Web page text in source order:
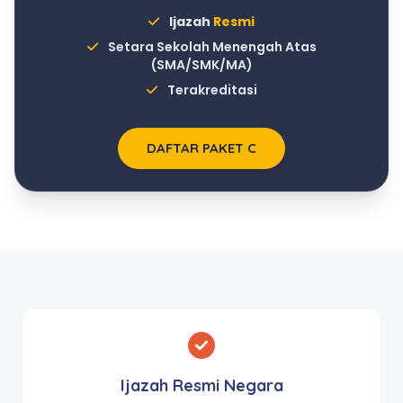
Ijazah Resmi
Setara Sekolah Menengah Atas
(SMA/SMK/MA)
Terakreditasi
DAFTAR PAKET C
Ijazah Resmi Negara